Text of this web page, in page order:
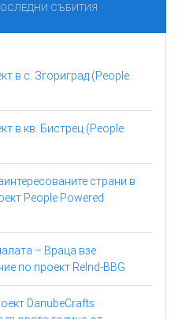
СЪБИТИЯ
в с. Згориград (People
в кв. Бистрец (People
страни в
People Powered
– Враца взе
по проект ReInd-BBG
DanubeCrafts